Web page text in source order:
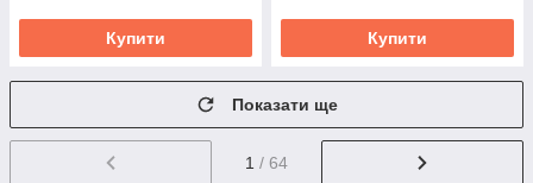
Купити Купити
Показати ще
1 / 64